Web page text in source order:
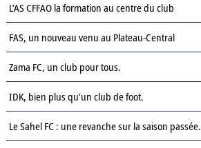
L’AS CFFAO la formation au centre du club
FAS, un nouveau venu au Plateau-Central
Zama FC, un club pour tous.
IDK, bien plus qu’un club de foot.
Le Sahel FC : une revanche sur la saison passée.